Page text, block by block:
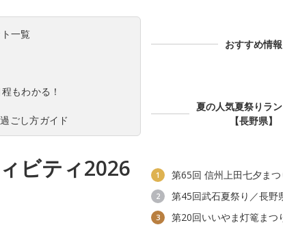
一覧
もわかる！
ごし方ガイド
ビティ2026
おすすめ情報
夏の人気夏祭りラ
【長野県】
1 第65回 信州上田七夕ま
2 第45回武石夏祭り／長野
3 第20回いいやま灯篭まつ